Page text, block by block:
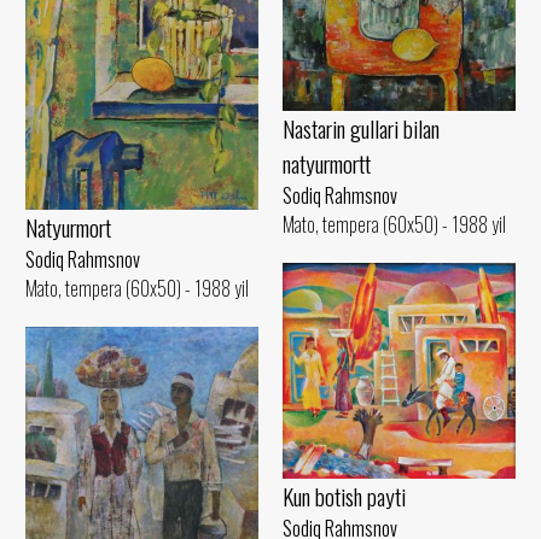
Nastarin gullari bilan
natyurmortt
Sodiq Rahmsnov
Mato, tempera (60x50) - 1988 yil
Natyurmort
Sodiq Rahmsnov
Mato, tempera (60x50) - 1988 yil
Kun botish payti
Sodiq Rahmsnov